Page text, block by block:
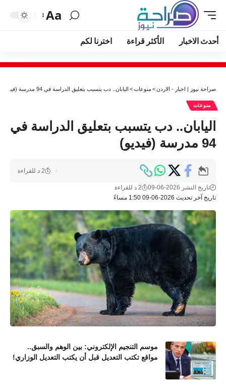
Aa
أحدث الاخبار الأكثر قراءة اخترنا لكم
صراحة نيوز | اخبار - الاردن> منوعات> اليابان.. دب يتسبب بتعليق الدراسة في 94 مدرسة (فيديو)
منوعات
اليابان.. دب يتسبب بتعليق الدراسة في
94 مدرسة (فيديو)
تاريخ آخر تحديث 2026-06-09 1:50 مساءً
تاريخ النشر 2026-06-09 2 د للقراءة
2 د للقراءة
موسم التنجيم الإلكتروني: بين الوهم والسبق..
مواقع تكتب التعديل قبل أن يكتب التعديل الوزاري!